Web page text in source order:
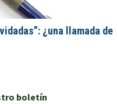
¿una llamada de
boletín